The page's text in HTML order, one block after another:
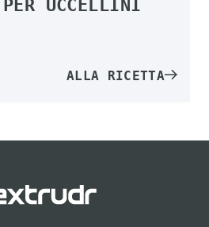
UCCELLINI
ALLA RICETTA